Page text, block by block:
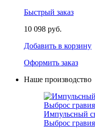
Быстрый заказ
10 098 руб.
Добавить в корзину
Оформить заказ
Наше производство
Импульсный
Выброс гравия